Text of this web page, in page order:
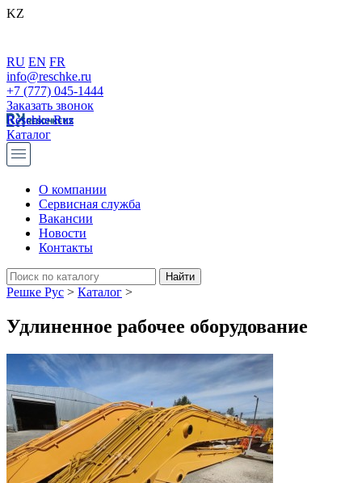
KZ
RU EN FR
info@reschke.ru
+7 (777) 045-1444
Заказать звонок
Reschke Rus
Каталог
О компании
Сервисная служба
Вакансии
Новости
Контакты
Решке Рус > Каталог >
Удлиненное рабочее оборудование